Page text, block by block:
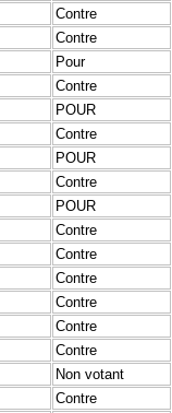
Contre
Contre
Pour
Contre
POUR
Contre
POUR
Contre
POUR
Contre
Contre
Contre
Contre
Contre
Contre
Non votant
Contre